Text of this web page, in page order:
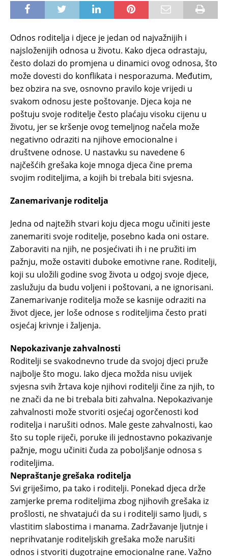
Odnos roditelja i djece je jedan od najvažnijih i
najsloženijih odnosa u životu. Kako djeca odrastaju,
često dolazi do promjena u dinamici ovog odnosa, što
može dovesti do konflikata i nesporazuma. Međutim,
bez obzira na sve, osnovno pravilo koje vrijedi u
svakom odnosu jeste poštovanje. Djeca koja ne
poštuju svoje roditelje često plaćaju visoku cijenu u
životu, jer se kršenje ovog temeljnog načela može
negativno odraziti na njihove emocionalne i
društvene odnose. U nastavku su navedene 6
najčešćih grešaka koje mnoga djeca čine prema
svojim roditeljima, a kojih bi trebala biti svjesna.
Zanemarivanje roditelja
Jedna od najtežih stvari koju djeca mogu učiniti jeste
zanemariti svoje roditelje, posebno kada oni ostare.
Zaboraviti na njih, ne posjećivati ih i ne pružiti im
pažnju, može ostaviti duboke emotivne rane. Roditelji,
koji su uložili godine svog života u odgoj svoje djece,
zaslužuju da budu voljeni i poštovani, a ne ignorisani.
Zanemarivanje roditelja može se kasnije odraziti na
život djece, jer loše odnose s roditeljima često prati
osjećaj krivnje i žaljenja.
Nepokazivanje zahvalnosti
Roditelji se svakodnevno trude da svojoj djeci pruže
najbolje što mogu. Iako djeca možda nisu uvijek
svjesna svih žrtava koje njihovi roditelji čine za njih, to
ne znači da ne bi trebala biti zahvalna. Nepokazivanje
zahvalnosti može stvoriti osjećaj ogorčenosti kod
roditelja i narušiti odnos. Male geste zahvalnosti, kao
što su tople riječi, poruke ili jednostavno pokazivanje
pažnje, mogu učiniti čuda za poboljšanje odnosa s
roditeljima.
Nepraštanje grešaka roditelja
Svi griješimo, pa tako i roditelji. Ponekad djeca drže
zamjerke prema roditeljima zbog njihovih grešaka iz
prošlosti, ne shvatajući da su i roditelji samo ljudi, s
vlastitim slabostima i manama. Zadržavanje ljutnje i
neprihvatanje roditeljskih grešaka može narušiti
odnos i stvoriti dugotrajne emocionalne rane. Važno